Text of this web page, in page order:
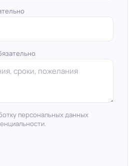
персональных данных